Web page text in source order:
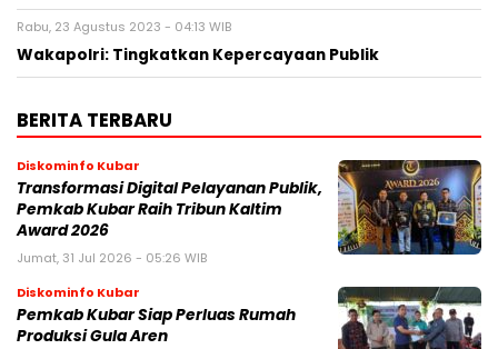
Rabu, 23 Agustus 2023 - 04:13 WIB
Wakapolri: Tingkatkan Kepercayaan Publik
BERITA TERBARU
Diskominfo Kubar
Transformasi Digital Pelayanan Publik,
Pemkab Kubar Raih Tribun Kaltim
Award 2026
Jumat, 31 Jul 2026 - 05:26 WIB
Diskominfo Kubar
Pemkab Kubar Siap Perluas Rumah
Produksi Gula Aren